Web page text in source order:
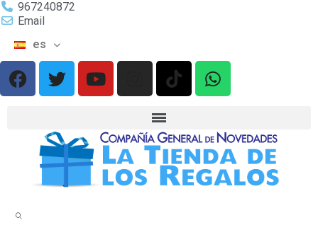
967240872
Email
es